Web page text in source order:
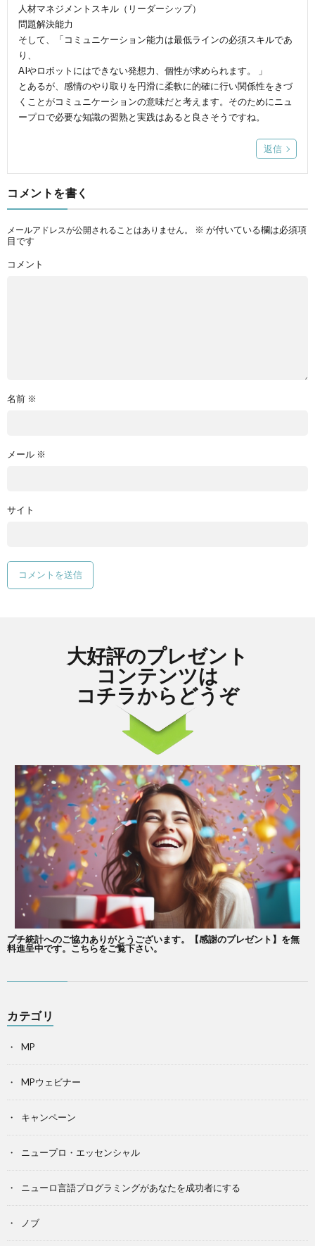
人材マネジメントスキル（リーダーシップ）
問題解決能力
そして、「コミュニケーション能力は最低ラインの必須スキルであ
り、
AIやロボットにはできない発想力、個性が求められます。 」
とあるが、感情のやり取りを円滑に柔軟に的確に行い関係性をきづ
くことがコミュニケーションの意味だと考えます。そのためにニュ
ープロで必要な知識の習熟と実践はあると良さそうですね。
返信
コメントを書く
メールアドレスが公開されることはありません。 ※ が付いている欄は必須項
目です
コメント
名前 ※
メール ※
サイト
大好評のプレゼント
コンテンツは
コチラからどうぞ
プチ統計へのご協力ありがとうございます。【感謝のプレゼント】を無
料進呈中です。こちらをご覧下さい。
カテゴリ
MP
MPウェビナー
キャンペーン
ニュープロ・エッセンシャル
ニューロ言語プログラミングがあなたを成功者にする
ノブ